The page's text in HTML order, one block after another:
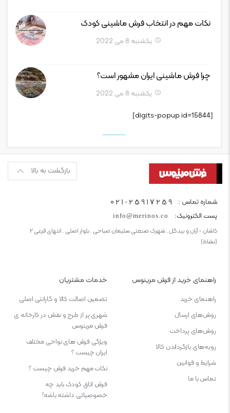
نکات مهم در انتخاب فرش ماشینی کودک
یکشنبه 8 می 2022
چرا فرش ماشینی ایران مشهور است؟
یکشنبه 8 می 2022
[digits-popup id=15844]
بازگشت به بالا
شماره تماس : 021-25917259
پست الکترونیک: info@merinos.co
کاشان - آران و بیدگل . شهرک صنعتی سلیمان صباحی . بلوار اصلی . انتهای فرعی ۲
(نشاط)
راهنمای خرید از فرش مرینوس
راهنمای خرید
روش‌های ارسال
روش‌های پرداخت
رویه‌های بازگرداندن کالا
شرایط و قوانین
تماس با ما
خدمات مشتریان
تضمین اصالت کالا و گارانتی اصلی
شهری پر از طرح و نقش در کارخانه ی
فرش مرینوس
ویژگی‌ فرش‌ های نواحی مختلف
ایران چیست ؟
نکات مهم خرید فرش چیست ؟
فرش اتاق کودک باید چه
خصوصیاتی داشته باشه!